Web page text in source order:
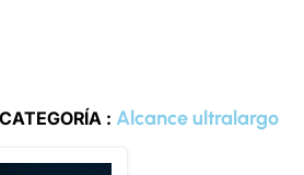
: Alcance ultralargo